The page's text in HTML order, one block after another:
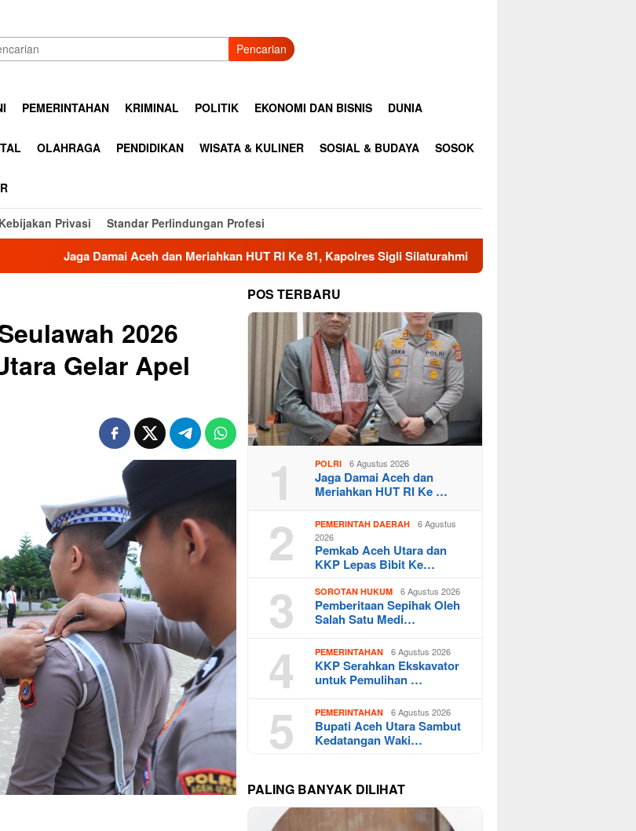
Pencarian
PEMERINTAHAN KRIMINAL POLITIK EKONOMI DAN BISNIS DUNIA
OLAHRAGA PENDIDIKAN WISATA & KULINER SOSIAL & BUDAYA SOSOK
Kebijakan Privasi Standar Perlindungan Profesi
Damai Aceh dan Meriahkan HUT RI Ke 81, Kapolres Sigli Silaturahmi Dengan Ketua HUDA Pidie
2026
Gelar Apel
POS TERBARU
1 POLRI 6 Agustus 2026
Jaga Damai Aceh dan
Meriahkan HUT RI Ke …
2 PEMERINTAH DAERAH
6 Agustus
2026
Pemkab Aceh Utara dan
KKP Lepas Bibit Ke…
3 SOROTAN HUKUM 6 Agustus 2026
Pemberitaan Sepihak Oleh
Salah Satu Medi…
4 PEMERINTAHAN 6 Agustus 2026
KKP Serahkan Ekskavator
untuk Pemulihan …
5 PEMERINTAHAN 6 Agustus 2026
Bupati Aceh Utara Sambut
Kedatangan Waki…
PALING BANYAK DILIHAT